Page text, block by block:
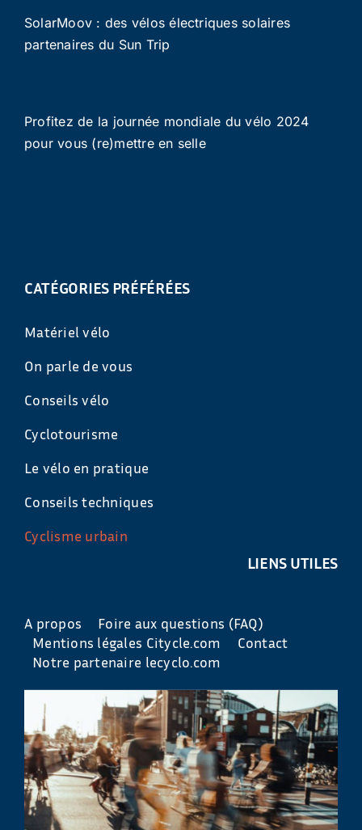
SolarMoov : des vélos électriques solaires
partenaires du Sun Trip
Profitez de la journée mondiale du vélo 2024
pour vous (re)mettre en selle
CATÉGORIES PRÉFÉRÉES
Matériel vélo
On parle de vous
Conseils vélo
Cyclotourisme
Le vélo en pratique
Conseils techniques
Cyclisme urbain
LIENS UTILES
A propos
Foire aux questions (FAQ)
Mentions légales Citycle.com
Contact
Notre partenaire lecyclo.com